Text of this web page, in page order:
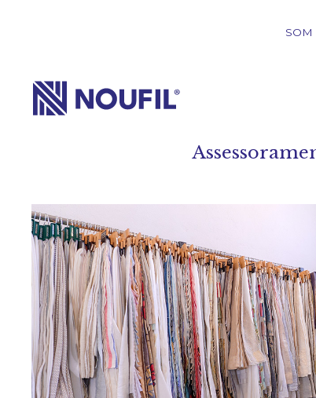
SOM
Empresa
Serveis
Productes
Blog/News
Contacte